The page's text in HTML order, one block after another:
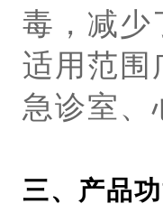
毒，减少
适用范围
急诊室、
三、产品